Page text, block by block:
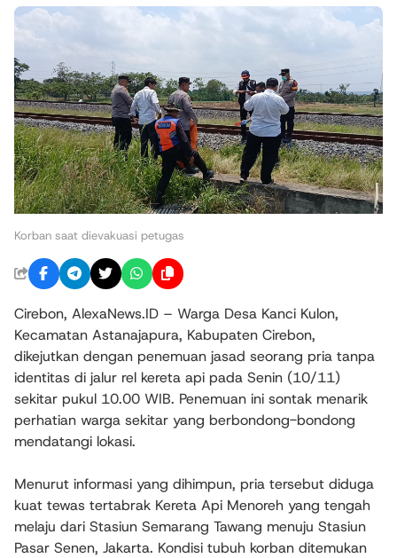
Korban saat dievakuasi petugas
Cirebon, AlexaNews.ID – Warga Desa Kanci Kulon,
Kecamatan Astanajapura, Kabupaten Cirebon,
dikejutkan dengan penemuan jasad seorang pria tanpa
identitas di jalur rel kereta api pada Senin (10/11)
sekitar pukul 10.00 WIB. Penemuan ini sontak menarik
perhatian warga sekitar yang berbondong-bondong
mendatangi lokasi.
Menurut informasi yang dihimpun, pria tersebut diduga
kuat tewas tertabrak Kereta Api Menoreh yang tengah
melaju dari Stasiun Semarang Tawang menuju Stasiun
Pasar Senen, Jakarta. Kondisi tubuh korban ditemukan